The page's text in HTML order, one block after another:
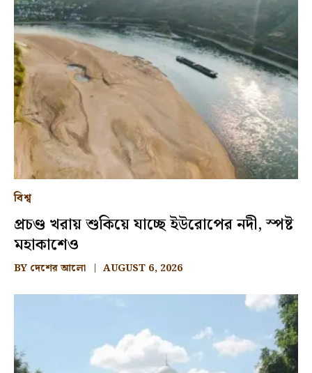
বিশ্ব
প্রচণ্ড খরায় শুকিয়ে যাচ্ছে ইউরোপের নদী, স্পষ্ট
মহাকাশেও
BY দেশের আলো AUGUST 6, 2026